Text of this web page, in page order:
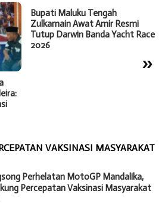
»
Bupati Maluku Tengah
Zulkarnain Awat Amir Resmi
Tutup Darwin Banda Yacht Race
2026
VAKSINASI MASYARAKAT
Perhelatan MotoGP Mandalika,
Percepatan Vaksinasi Masyarakat